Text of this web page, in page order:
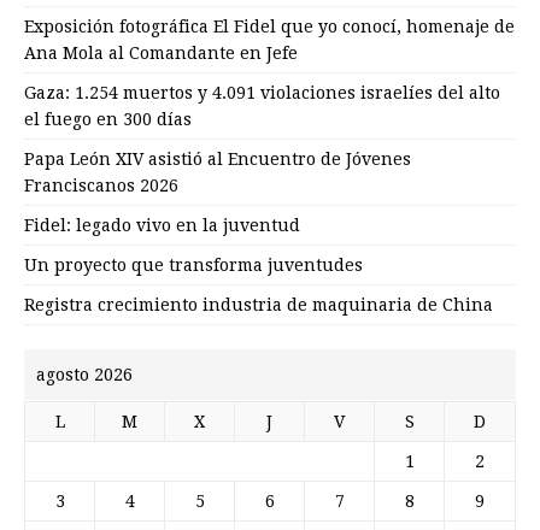
Exposición fotográfica El Fidel que yo conocí, homenaje de
Ana Mola al Comandante en Jefe
Gaza: 1.254 muertos y 4.091 violaciones israelíes del alto
el fuego en 300 días
Papa León XIV asistió al Encuentro de Jóvenes
Franciscanos 2026
Fidel: legado vivo en la juventud
Un proyecto que transforma juventudes
Registra crecimiento industria de maquinaria de China
agosto 2026
L M X J V S D
1 2
3 4 5 6 7 8 9